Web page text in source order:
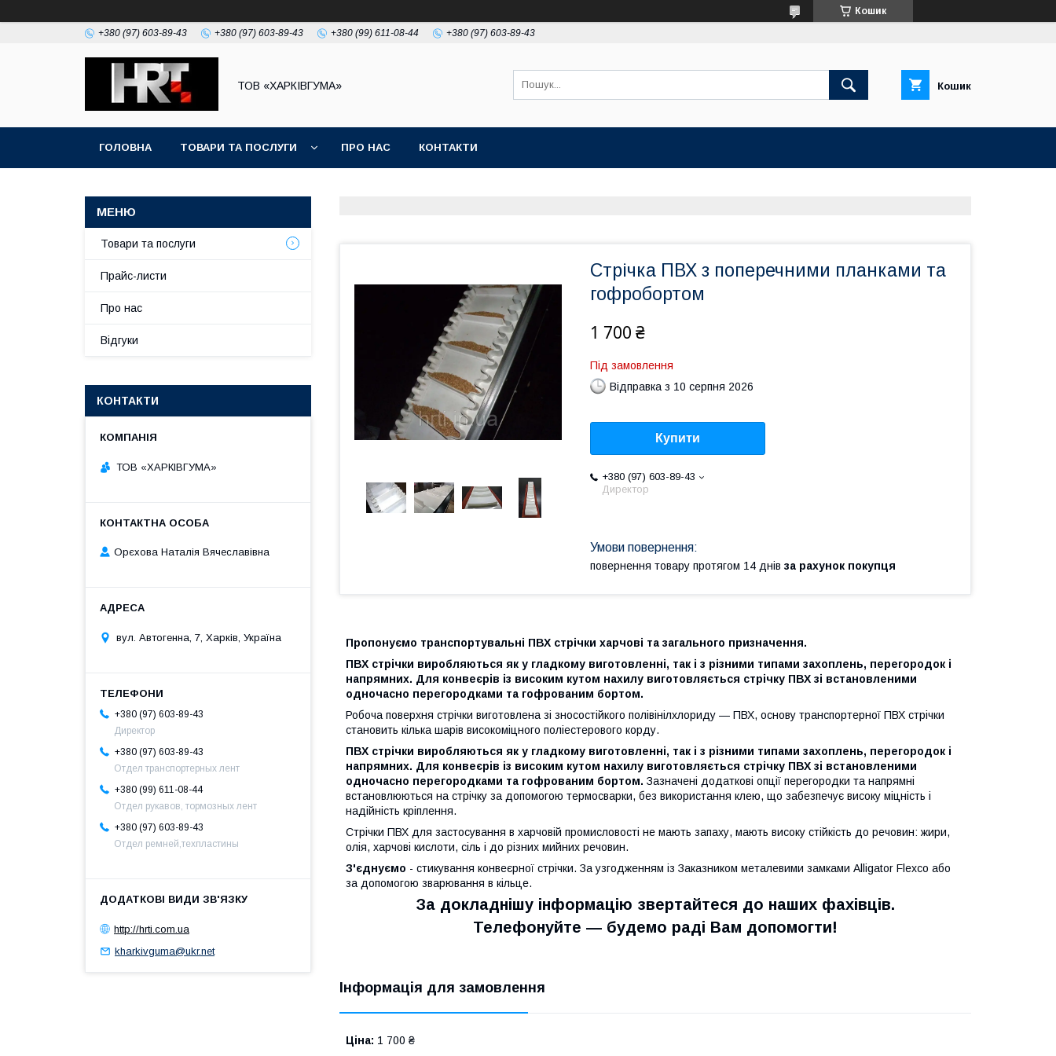
Кошик
+380 (97) 603-89-43 +380 (97) 603-89-43 +380 (99) 611-08-44 +380 (97) 603-89-43
ТОВ «ХАРКІВГУМА» Кошик
ГОЛОВНА ТОВАРИ ТА ПОСЛУГИ ПРО НАС КОНТАКТИ
Стрічка ПВХ з поперечними планками та
гофробортом
1 700 ₴
Під замовлення
Відправка з 10 серпня 2026
Купити
+380 (97) 603-89-43
Директор
повернення товару протягом 14 днів за рахунок покупця
Пропонуємо транспортувальні ПВХ стрічки харчові та загального призначення.
ПВХ стрічки виробляються як у гладкому виготовленні, так і з різними типами захоплень, перегородок і
напрямних. Для конвеєрів із високим кутом нахилу виготовляється стрічку ПВХ зі встановленими
одночасно перегородками та гофрованим бортом.
Робоча поверхня стрічки виготовлена зі зносостійкого полівінілхлориду — ПВХ, основу транспортерної ПВХ стрічки
становить кілька шарів високоміцного поліестерового корду.
ПВХ стрічки виробляються як у гладкому виготовленні, так і з різними типами захоплень, перегородок і
напрямних. Для конвеєрів із високим кутом нахилу виготовляється стрічку ПВХ зі встановленими
одночасно перегородками та гофрованим бортом. Зазначені додаткові опції перегородки та напрямні
встановлюються на стрічку за допомогою термосварки, без використання клею, що забезпечує високу міцність і
надійність кріплення.
Стрічки ПВХ для застосування в харчовій промисловості не мають запаху, мають високу стійкість до речовин: жири,
олія, харчові кислоти, сіль і до різних мийних речовин.
З'єднуємо - стикування конвеєрної стрічки. За узгодженням із Заказником металевими замками Alligator Flexco або
за допомогою зварювання в кільце.
За докладнішу інформацію звертайтеся до наших фахівців.
Телефонуйте — будемо раді Вам допомогти!
Інформація для замовлення
Ціна: 1 700 ₴
Товари та послуги
Прайс-листи
Про нас
Відгуки
КОНТАКТИ
ТОВ «ХАРКІВГУМА»
Орєхова Наталія Вячеславівна
вул. Автогенна, 7, Харків, Україна
+380 (97) 603-89-43
Директор
+380 (97) 603-89-43
Отдел транспортерных лент
+380 (99) 611-08-44
Отдел рукавов, тормозных лент
+380 (97) 603-89-43
Отдел ремней,техпластины
http://hrti.com.ua
kharkivguma@ukr.net